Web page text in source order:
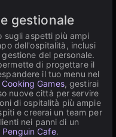
gestionale
sugli aspetti più ampi
dell'ospitalità, inclusi
del personale.
di progettare il
il tuo menu nel
Games, gestirai
nuove città per servire
di ospitalità più ampie
e creerai un team per
nei panni di un
Penguin Cafe.